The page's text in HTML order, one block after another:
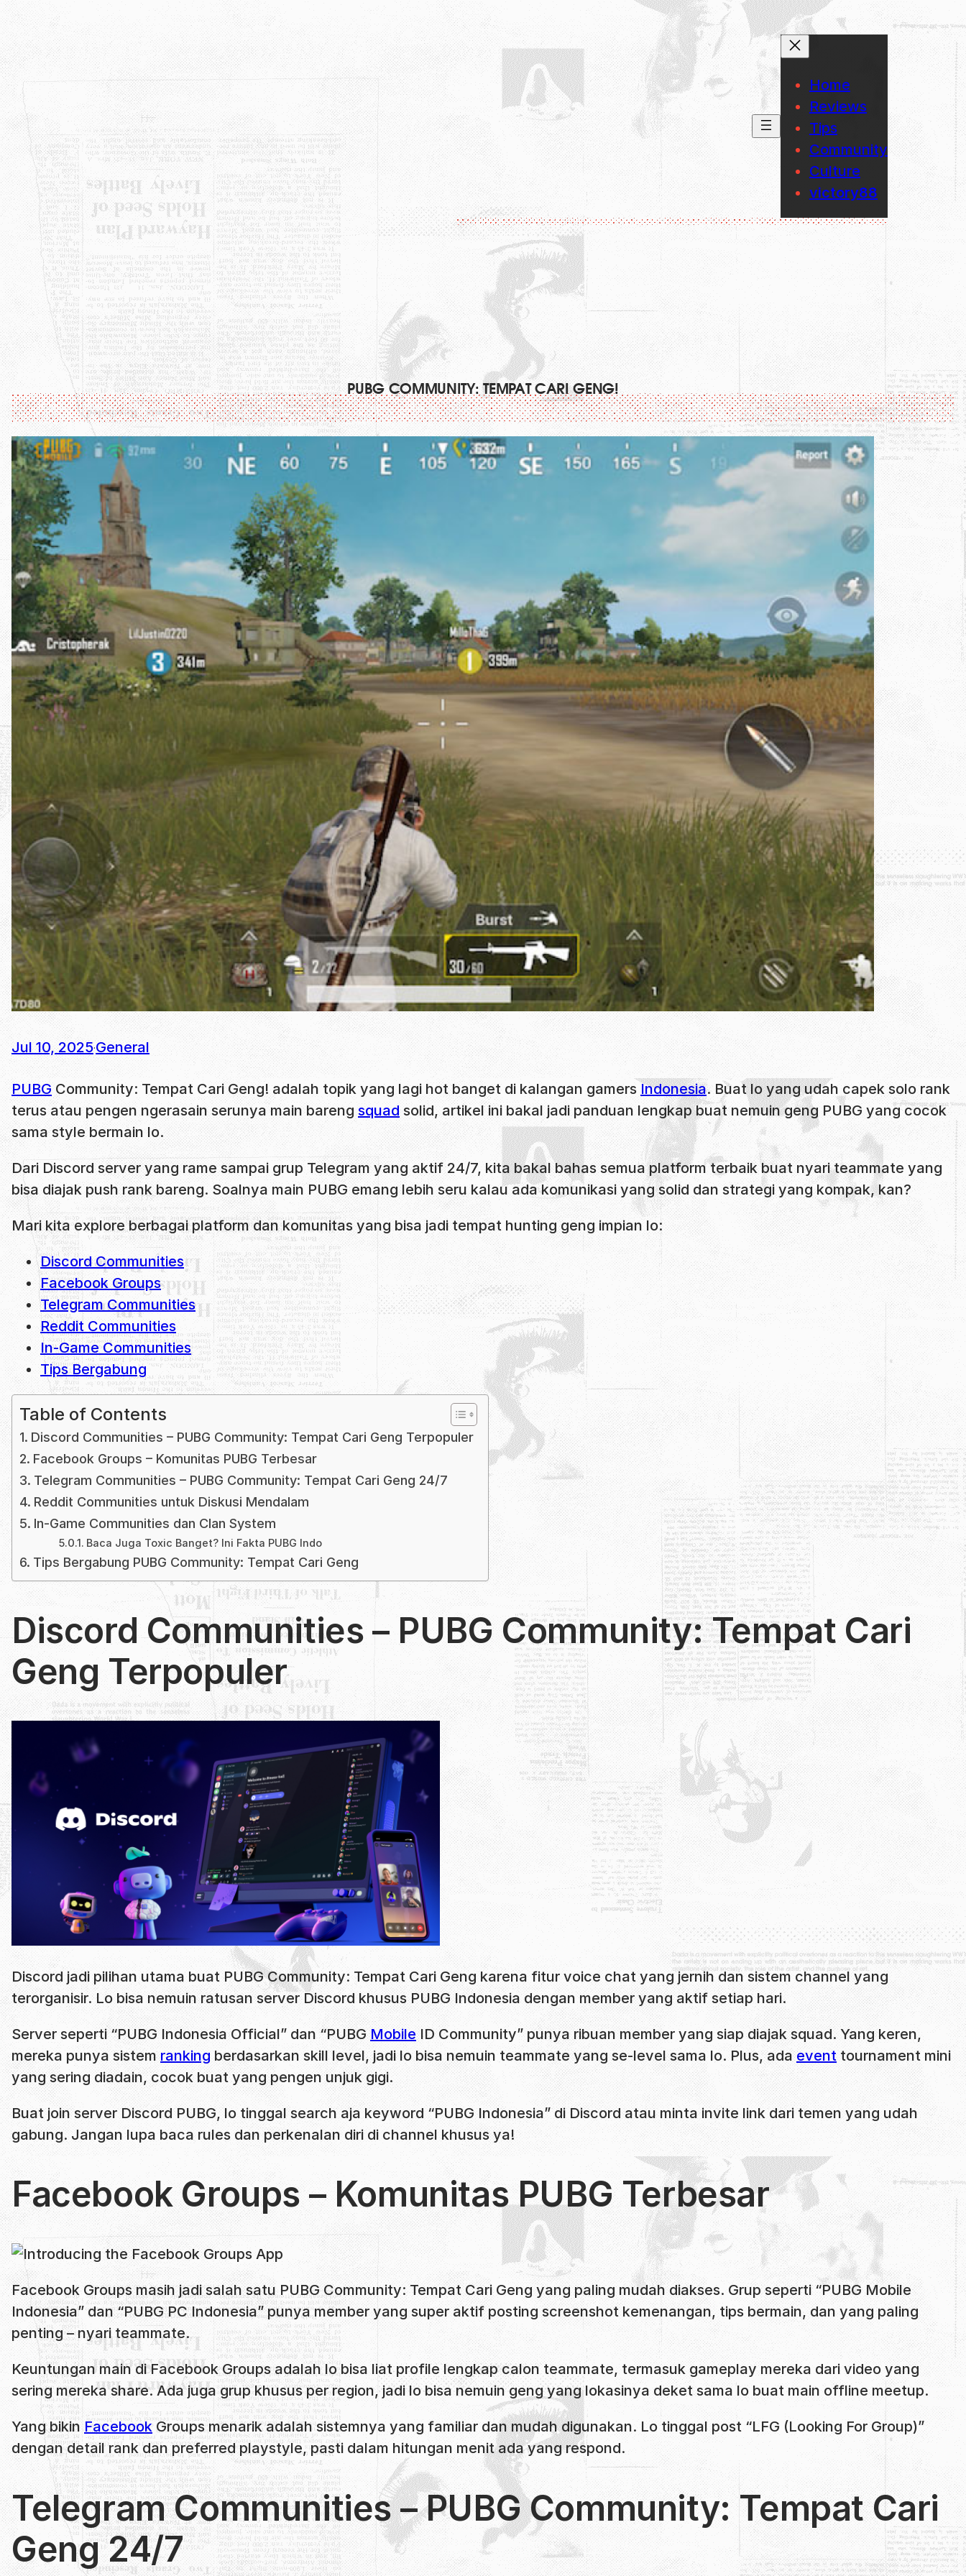
Lewati
konten
Home
Reviews
Tips
Community
Culture
victory88
PUBG COMMUNITY: TEMPAT CARI GENG!
Jul 10, 2025·General
PUBG Community: Tempat Cari Geng! adalah topik yang lagi hot banget di kalangan gamers Indonesia. Buat lo yang udah capek solo rank
terus atau pengen ngerasain serunya main bareng squad solid, artikel ini bakal jadi panduan lengkap buat nemuin geng PUBG yang cocok
sama style bermain lo.
Dari Discord server yang rame sampai grup Telegram yang aktif 24/7, kita bakal bahas semua platform terbaik buat nyari teammate yang
bisa diajak push rank bareng. Soalnya main PUBG emang lebih seru kalau ada komunikasi yang solid dan strategi yang kompak, kan?
Mari kita explore berbagai platform dan komunitas yang bisa jadi tempat hunting geng impian lo:
Discord Communities
Facebook Groups
Telegram Communities
Reddit Communities
In-Game Communities
Tips Bergabung
Table of Contents
Discord Communities – PUBG Community: Tempat Cari Geng Terpopuler
Facebook Groups – Komunitas PUBG Terbesar
Telegram Communities – PUBG Community: Tempat Cari Geng 24/7
Reddit Communities untuk Diskusi Mendalam
In-Game Communities dan Clan System
Baca Juga Toxic Banget? Ini Fakta PUBG Indo
Tips Bergabung PUBG Community: Tempat Cari Geng
Discord Communities – PUBG Community: Tempat Cari
Geng Terpopuler
Discord jadi pilihan utama buat PUBG Community: Tempat Cari Geng karena fitur voice chat yang jernih dan sistem channel yang
terorganisir. Lo bisa nemuin ratusan server Discord khusus PUBG Indonesia dengan member yang aktif setiap hari.
Server seperti “PUBG Indonesia Official” dan “PUBGMobileID Community” punya ribuan member yang siap diajak squad. Yang keren,
mereka punya sistemranking berdasarkan skill level, jadi lo bisa nemuin teammate yang se-level sama lo. Plus, adaevent tournament mini
yang sering diadain, cocok buat yang pengen unjuk gigi.
Buat join server Discord PUBG, lo tinggal search aja keyword “PUBG Indonesia” di Discord atau minta invite link dari temen yang udah
gabung. Jangan lupa baca rules dan perkenalan diri di channel khusus ya!
Facebook Groups – Komunitas PUBG Terbesar
Facebook Groups masih jadi salah satu PUBG Community: Tempat Cari Geng yang paling mudah diakses. Grup seperti “PUBG Mobile
Indonesia” dan “PUBG PC Indonesia” punya member yang super aktif posting screenshot kemenangan, tips bermain, dan yang paling
penting – nyari teammate.
Keuntungan main di Facebook Groups adalah lo bisa liat profile lengkap calon teammate, termasuk gameplay mereka dari video yang
sering mereka share. Ada juga grup khusus per region, jadi lo bisa nemuin geng yang lokasinya deket sama lo buat main offline meetup.
Yang bikinFacebookGroups menarik adalah sistemnya yang familiar dan mudah digunakan. Lo tinggal post “LFG (Looking For Group)”
dengan detail rank dan preferred playstyle, pasti dalam hitungan menit ada yang respond.
Telegram Communities – PUBG Community: Tempat Cari
Geng 24/7